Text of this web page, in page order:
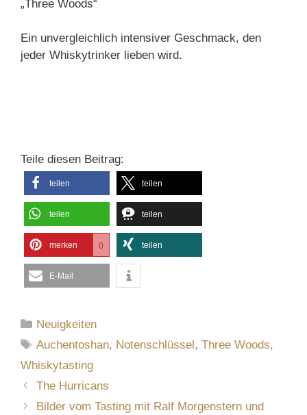
„Three Woods“
Ein unvergleichlich intensiver Geschmack, den
jeder Whiskytrinker lieben wird.
Teile diesen Beitrag:
teilen teilen
teilen teilen
merken 0 teilen
E-Mail
Kategorien
Neuigkeiten
Schlagwörter
Auchentoshan, Notenschlüssel,Three Woods,
Whiskytasting
The Hurricans
Bilder vom Tasting mit Ralf Morgenstern und